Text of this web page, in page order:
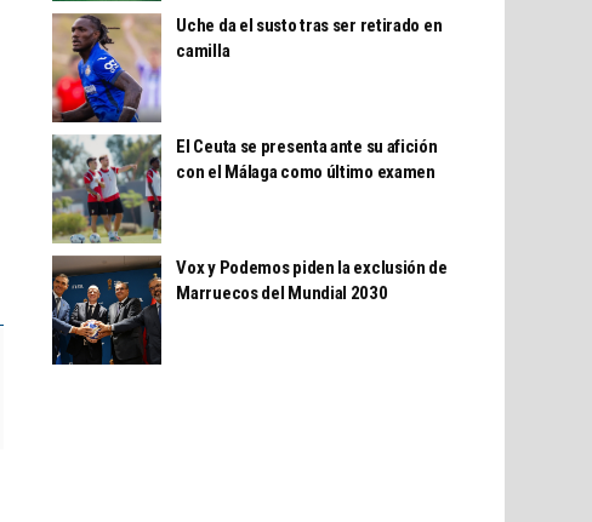
Uche da el susto tras ser retirado en
camilla
El Ceuta se presenta ante su afición
con el Málaga como último examen
Vox y Podemos piden la exclusión de
Marruecos del Mundial 2030